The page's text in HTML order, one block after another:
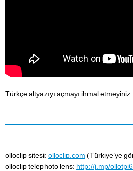
Türkçe altyazıyı açmayı ihmal etmeyiniz.
olloclip sitesi: olloclip.com (Türkiye’ye
olloclip telephoto lens: http://j.mp/ollotpi6